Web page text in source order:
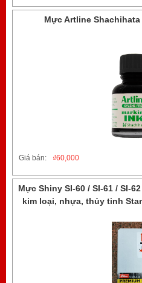
Mực Artline
Giá bán: 60,000
₫
Mực Shiny SI-60 / SI-61 / SI-
kim loại, nhựa, thủy tinh